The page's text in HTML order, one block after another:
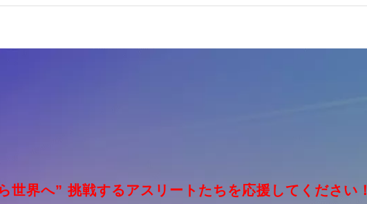
世界へ” 挑戦するアスリートたちを応援してください！